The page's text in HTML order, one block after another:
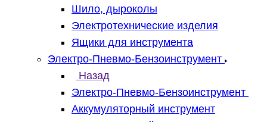
Шило, дыроколы
Электротехнические изделия
Ящики для инструмента
Электро-Пневмо-Бензоинструмент
Назад
Электро-Пневмо-Бензоинструмент
Аккумуляторный инструмент